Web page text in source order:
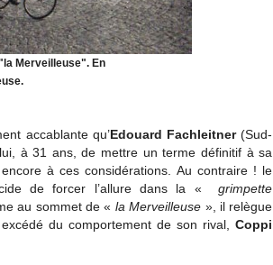
Merveilleuse". En
accablante qu’Edouard Fachleitner(Sud-
à 31 ans, de mettre un terme définitif à sa
à ces considérations. Au contraire ! le
de forcer l’allure dans la «
grimpette
au sommet de « la Merveilleuse », il relègue
du comportement de son rival,Coppi